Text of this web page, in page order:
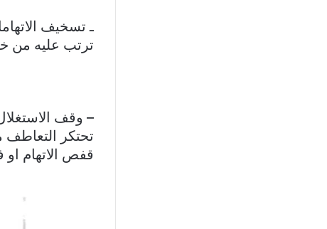
ـ تسخيف
ترتب عليه من
تحتكر
قفص الاتهام